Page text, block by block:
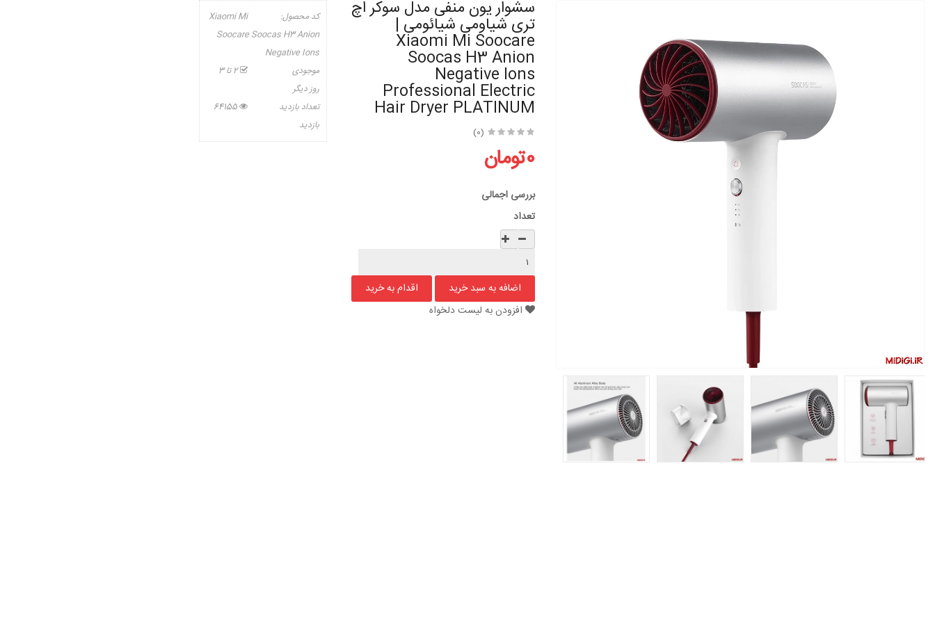
سشوار یون منفی مدل سوکر اچ
تری شیاومی شیائومی |
Xiaomi Mi Soocare
Soocas H3 Anion
Negative Ions
Professional Electric
Hair Dryer PLATINUM
(0)
0تومان
کد محصول:
Xiaomi Mi
Soocare Soocas H3 Anion
Negative Ions
موجودی
2 تا 3
روز دیگر
تعداد بازدید
64155
بازدید
بررسی اجمالی
تعداد
افزودن به لیست دلخواه